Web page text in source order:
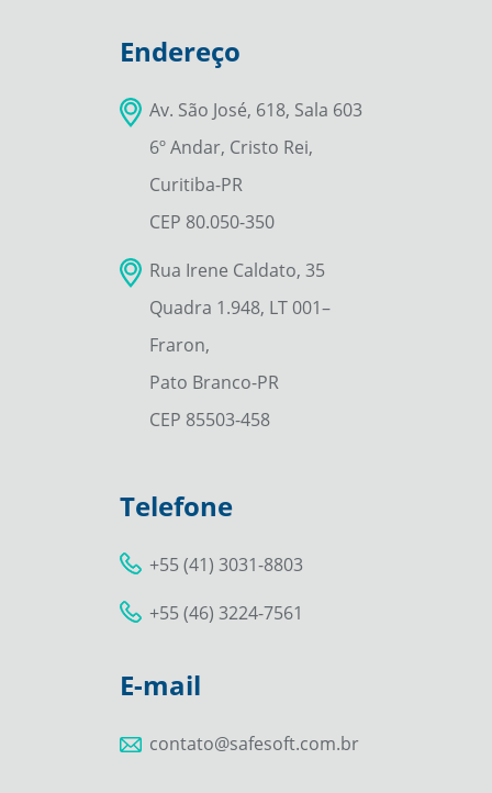
Endereço
Av. São José, 618, Sala 603
6º Andar, Cristo Rei,
Curitiba-PR
CEP 80.050-350
Rua Irene Caldato, 35
Quadra 1.948, LT 001–
Fraron,
Pato Branco-PR
CEP 85503-458
Telefone
+55 (41) 3031-8803
+55 (46) 3224-7561
E-mail
contato@safesoft.com.br